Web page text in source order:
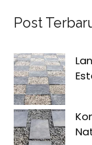
Post